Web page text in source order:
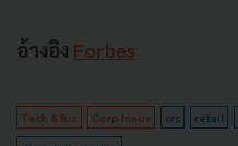
อ้างอิง Forbes
Tech & Biz Corp Innov crc retail